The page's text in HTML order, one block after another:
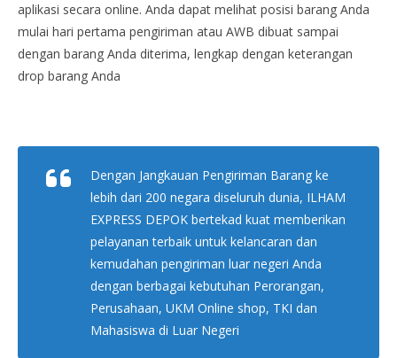
aplikasi secara online. Anda dapat melihat posisi barang Anda
mulai hari pertama pengiriman atau AWB dibuat sampai
dengan barang Anda diterima, lengkap dengan keterangan
drop barang Anda
Dengan Jangkauan Pengiriman Barang ke
lebih dari 200 negara diseluruh dunia, ILHAM
EXPRESS DEPOK bertekad kuat memberikan
pelayanan terbaik untuk kelancaran dan
kemudahan pengiriman luar negeri Anda
dengan berbagai kebutuhan Perorangan,
Perusahaan, UKM Online shop, TKI dan
Mahasiswa di Luar Negeri